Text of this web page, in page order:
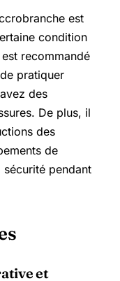
est
condition
recommandé
pratiquer
des
De plus, il
des
de
pendant
et